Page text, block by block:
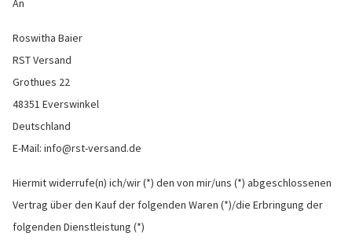
An
Roswitha Baier
RST Versand
Grothues 22
48351 Everswinkel
Deutschland
E-Mail: info@rst-versand.de
Hiermit widerrufe(n) ich/wir (*) den von mir/uns (*) abgeschlossenen
Vertrag über den Kauf der folgenden Waren (*)/die Erbringung der
folgenden Dienstleistung (*)